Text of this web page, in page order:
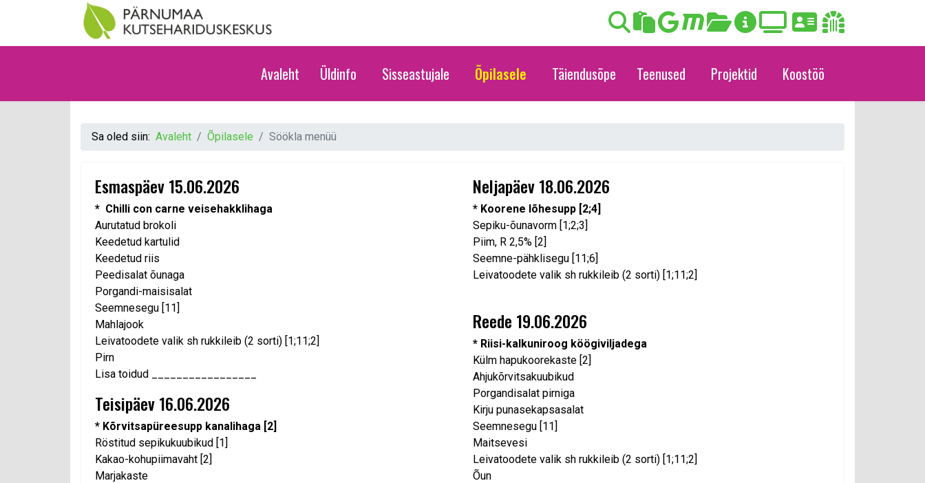
Avaleht Üldinfo Sisseastujale Õpilasele Täiendusõpe Teenused Projektid Koostöö
Sa oled siin: Avaleht Õpilasele Söökla menüü
Esmaspäev 15.06.2026
* Chilli con carne veisehakklihaga
Aurutatud brokoli
Keedetud kartulid
Keedetud riis
Peedisalat õunaga
Porgandi-maisisalat
Seemnesegu [11]
Mahlajook
Leivatoodete valik sh rukkileib (2 sorti) [1;11;2]
Pirn
Lisa toidud _________________
Teisipäev 16.06.2026
* Kõrvitsapüreesupp kanalihaga [2]
Röstitud sepikukuubikud [1]
Kakao-kohupiimavaht [2]
Marjakaste
Neljapäev 18.06.2026
* Koorene lõhesupp [2;4]
Sepiku-õunavorm [1;2;3]
Piim, R 2,5% [2]
Seemne-pähklisegu [11;6]
Leivatoodete valik sh rukkileib (2 sorti) [1;11;2]
Reede 19.06.2026
* Riisi-kalkuniroog köögiviljadega
Külm hapukoorekaste [2]
Ahjukõrvitsakuubikud
Porgandisalat pirniga
Kirju punasekapsasalat
Seemnesegu [11]
Maitsevesi
Leivatoodete valik sh rukkileib (2 sorti) [1;11;2]
Õun